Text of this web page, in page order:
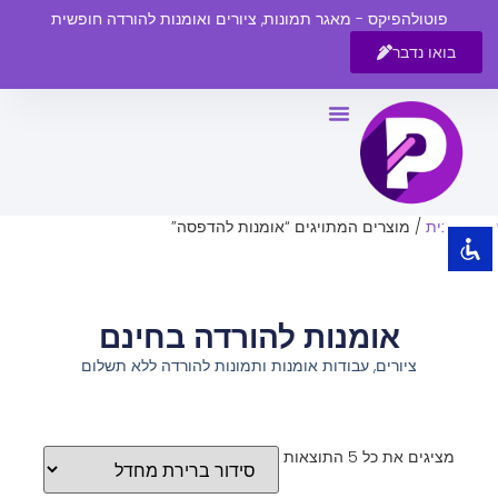
visibility_off השבת את ההבזקים
title סמן כותרות
צבע רקע
zoom_out
הקטנת גופן
הגדלת גופן
ניגודיות בהירה
פוטולהפיקס - מאגר תמונות, ציורים ואומנות להורדה חופשית
בואו נדבר
עמוד הבית / מוצרים המתויגים “אומנות להדפסה”
אומנות להורדה בחינם
ציורים, עבודות אומנות ותמונות להורדה ללא תשלום
מציגים את כל ⁦5⁩ התוצאות